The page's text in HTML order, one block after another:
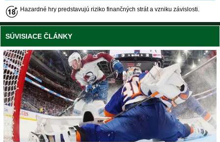
Hazardné hry predstavujú riziko finančných strát a vzniku závislosti.
SÚVISIACE ČLÁNKY